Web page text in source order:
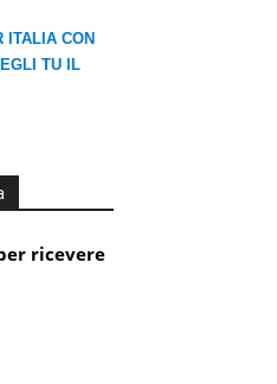
ITALIA CON
TU IL
ricevere